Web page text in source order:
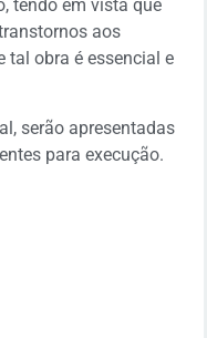
tendo em vista que
aos
tal obra é essencial e
serão apresentadas
para execução.